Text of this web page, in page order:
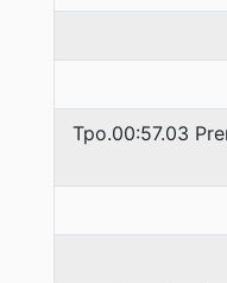
Tpo.00:57.03